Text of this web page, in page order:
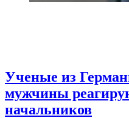
Ученые из
мужчины
начальников